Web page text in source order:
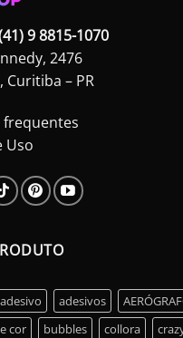
9 8815-1070
2476
Curitiba – PR
frequentes
Uso
adesivo adesivos
cor
bubbles collora